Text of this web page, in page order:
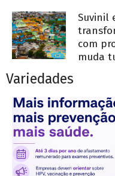
Suvinil
com
muda
Variedades